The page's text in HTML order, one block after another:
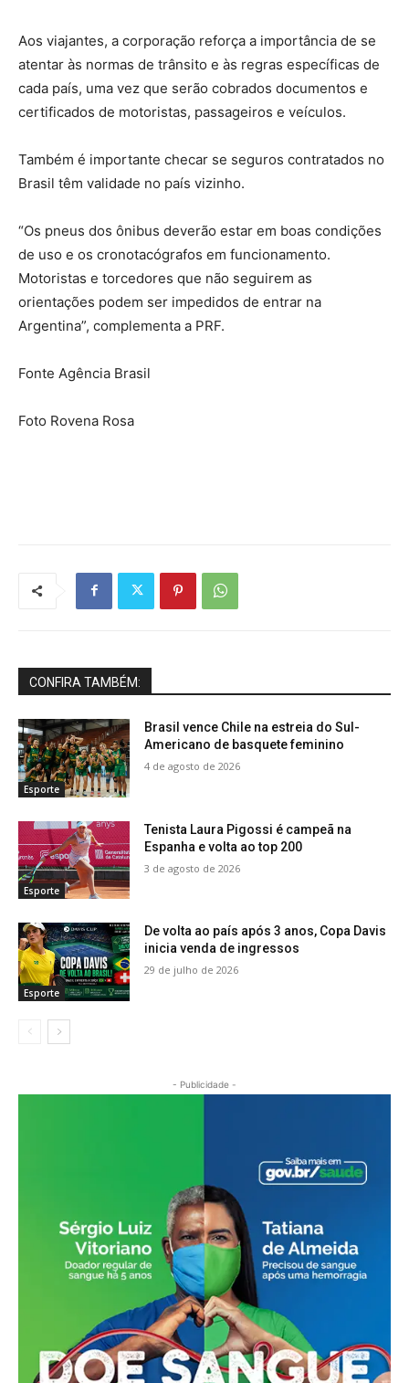
Aos viajantes, a corporação reforça a importância de se
atentar às normas de trânsito e às regras específicas de
cada país, uma vez que serão cobrados documentos e
certificados de motoristas, passageiros e veículos.
Também é importante checar se seguros contratados no
Brasil têm validade no país vizinho.
“Os pneus dos ônibus deverão estar em boas condições
de uso e os cronotacógrafos em funcionamento.
Motoristas e torcedores que não seguirem as
orientações podem ser impedidos de entrar na
Argentina”, complementa a PRF.
Fonte Agência Brasil
Foto Rovena Rosa
CONFIRA TAMBÉM:
Esporte
Brasil vence Chile na estreia do Sul-
Americano de basquete feminino
4 de agosto de 2026
Esporte
Tenista Laura Pigossi é campeã na
Espanha e volta ao top 200
3 de agosto de 2026
Esporte
De volta ao país após 3 anos, Copa Davis
inicia venda de ingressos
29 de julho de 2026
- Publicidade -